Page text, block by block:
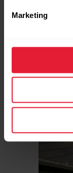
Marketing
＜距離：18km |
147bpm | 平均
中盤以降はマイ
ラソンの実践を